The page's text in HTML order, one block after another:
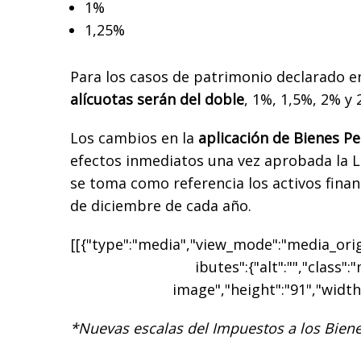
1%
1,25%
Para los casos de patrimonio declarado
alícuotas serán del doble, 1%, 1,5%, 2%
Los cambios en la aplicación de Bienes
efectos inmediatos una vez aprobada la
se toma como referencia los activos
de diciembre de cada año.
*Nuevas escalas del Impuestos a los